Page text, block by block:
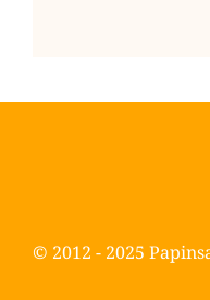
© 2012 - 2025